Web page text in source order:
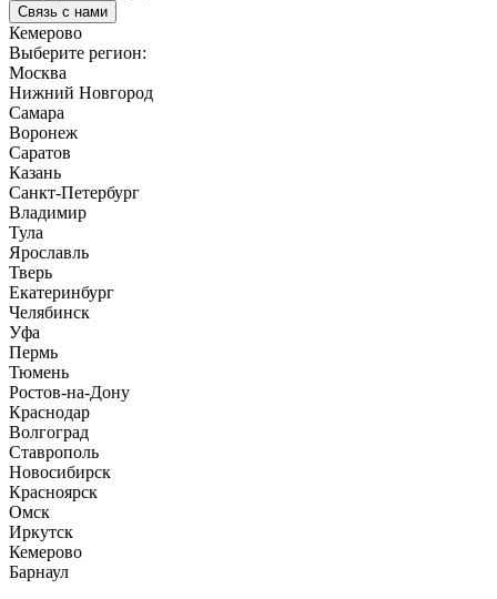
Связь с нами
Кемерово
Выберите регион:
Москва
Нижний Новгород
Самара
Воронеж
Саратов
Казань
Санкт-Петербург
Владимир
Тула
Ярославль
Тверь
Екатеринбург
Челябинск
Уфа
Пермь
Тюмень
Ростов-на-Дону
Краснодар
Волгоград
Ставрополь
Новосибирск
Красноярск
Омск
Иркутск
Кемерово
Барнаул